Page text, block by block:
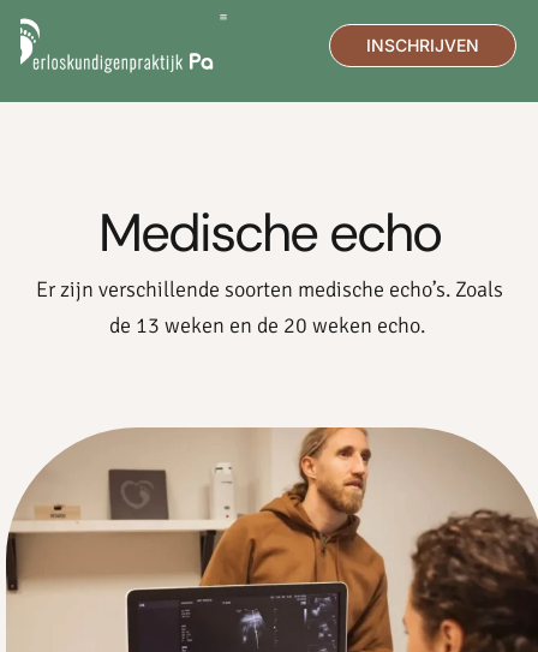
INSCHRIJVEN
Medische echo
Er zijn verschillende soorten medische echo’s. Zoals
de 13 weken en de 20 weken echo.